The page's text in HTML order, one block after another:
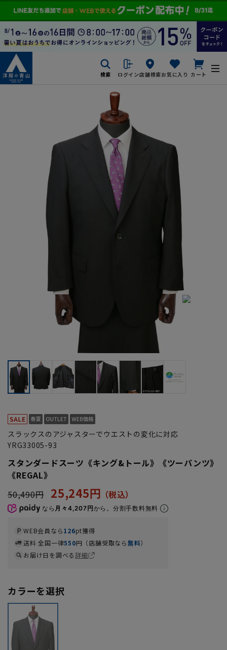
検索 ログイン店舗検索お気に入り カート
スラックスのアジャスターでウエストの変化に対応
YRG33005-93
スタンダードスーツ《キング&トール》《ツーパンツ》
《REGAL》
50,490円
25,245円
なら 月々4,207円から。分割手数料無料
WEB会員なら126pt獲得
送料 全国一律550円（店舗受取なら無料）
お届け日を調べる詳細
カラーを選択